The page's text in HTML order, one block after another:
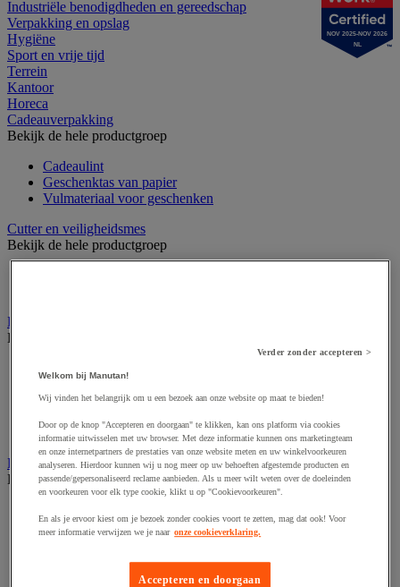
Industriële benodigdheden en gereedschap
Verpakking en opslag
Hygiëne
Sport en vrije tijd
Terrein
Kantoor
Horeca
Cadeauverpakking
Bekijk de hele productgroep
Cadeaulint
Geschenktas van papier
Vulmateriaal voor geschenken
Cutter en veiligheidsmes
Bekijk de hele productgroep
Dozen, enveloppen en postpakketten
Bekijk de hele productgroep
Golfsdoos
Houten kist
Verzenddoos en -koker
Etiketten en markering
Bekijk de hele productgroep
Documentenhoes
Markeeretiketten en -pistool
Verzendetiketten en dispensers
NOV 2025-NOV 2026
NL
Verder zonder accepteren >
Welkom bij Manutan!
Wij vinden het belangrijk om u een bezoek aan onze website op maat te bieden!
Door op de knop "Accepteren en doorgaan" te klikken, kan ons platform via cookies
informatie uitwisselen met uw browser. Met deze informatie kunnen ons marketingteam
en onze internetpartners de prestaties van onze website meten en uw winkelvoorkeuren
analyseren. Hierdoor kunnen wij u nog meer op uw behoeften afgestemde producten en
passende/gepersonaliseerd reclame aanbieden. Als u meer wilt weten over de doeleinden
en voorkeuren voor elk type cookie, klikt u op "Cookievoorkeuren".
En als je ervoor kiest om je bezoek zonder cookies voort te zetten, mag dat ook! Voor
meer informatie verwijzen we je naar onze cookieverklaring.
Accepteren en doorgaan